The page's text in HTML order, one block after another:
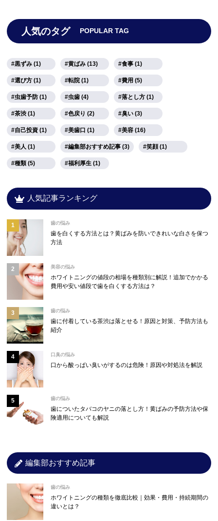
人気のタグ POPULAR TAG
黒ずみ (1) 黄ばみ (13) 食事 (1)
選び方 (1) 転院 (1) 費用 (5)
虫歯予防 (1) 虫歯 (4) 落とし方 (1)
茶渋 (1) 色戻り (2) 臭い (3)
自己投資 (1) 美歯口 (1) 美容 (16)
美人 (1) 編集部おすすめ記事 (3) 笑顔 (1)
種類 (5) 福利厚生 (1)
人気記事ランキング
歯の悩み
歯を白くする方法とは？黄ばみを防いできれいな白さを保つ
方法
美容の悩み
ホワイトニングの値段の相場を種類別に解説！追加でかかる
費用や安い値段で歯を白くする方法は？
歯の悩み
歯に付着している茶渋は落とせる！原因と対策、予防方法も
紹介
口臭の悩み
口から酸っぱい臭いがするのは危険！原因や対処法を解説
歯の悩み
歯についたタバコのヤニの落とし方！黄ばみの予防方法や保
険適用についても解説
編集部おすすめ記事
歯の悩み
ホワイトニングの種類を徹底比較｜効果・費用・持続期間の
違いとは？